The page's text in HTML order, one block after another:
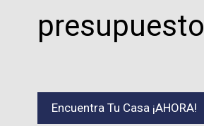
presupuesto
Encuentra Tu Casa ¡AHORA!